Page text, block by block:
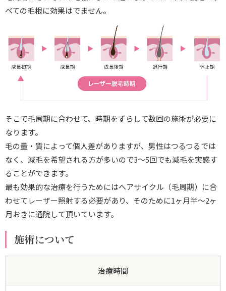
べての毛根に効果はでません。
そこで毛周期に合わせて、時期をずらして数回の施術が必要に
なります。
毛の量・質によって個人差がありますが、男性はつるつるでは
なく、減毛を希望される方が多いので3～5回でも減毛を実感す
ることができます。
最も効果的な治療を行うためにはヘアサイクル（毛周期）に合
わせてレーザー照射する必要があり、そのために1ヶ月半～2ヶ
月おきに通院して頂いています。
施術について
治療時間